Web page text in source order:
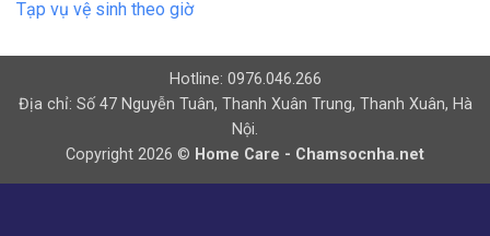
Tạp vụ vệ sinh theo giờ
Hotline: 0976.046.266
Địa chỉ: Số 47 Nguyễn Tuân, Thanh Xuân Trung, Thanh Xuân, Hà
Nội.
Copyright 2026 © Home Care - Chamsocnha.net